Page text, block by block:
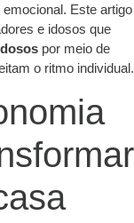
Este artigo
e idosos que
por meio de
o ritmo individual.